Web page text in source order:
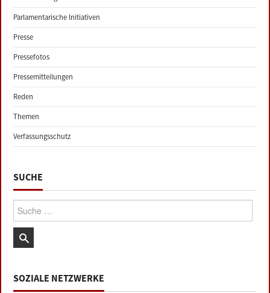
Parlamentarische Initiativen
Presse
Pressefotos
Pressemitteilungen
Reden
Themen
Verfassungsschutz
SUCHE
Suche:
SOZIALE NETZWERKE